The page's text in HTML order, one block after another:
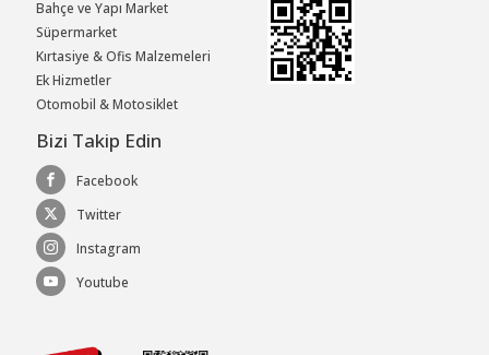
Bahçe ve Yapı Market
Süpermarket
Kırtasiye & Ofis Malzemeleri
Ek Hizmetler
Otomobil & Motosiklet
Bizi Takip Edin
Facebook
Twitter
Instagram
Youtube